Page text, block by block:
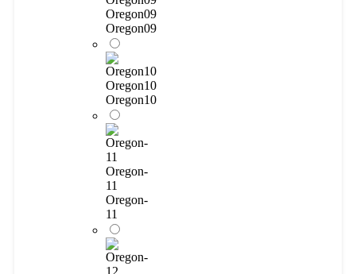
Oregon09
Oregon09
Oregon10
Oregon10
Oregon-
11
Oregon-
11